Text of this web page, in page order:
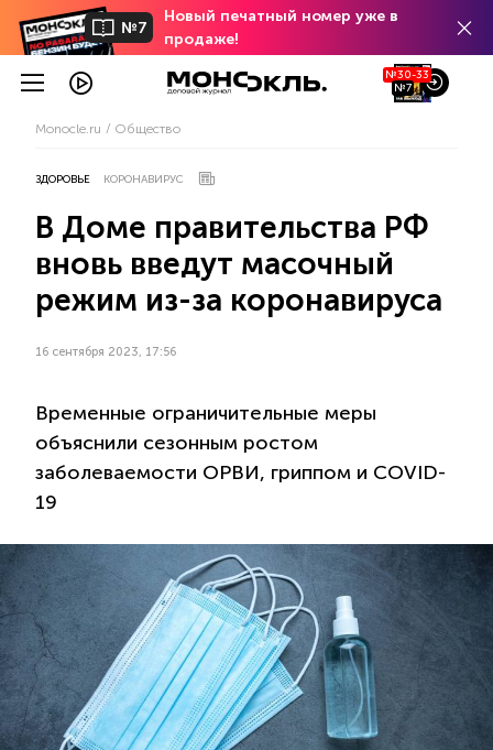
№7
Новый печатный номер уже в
продаже!
№30-33
№7
Monocle.ru Общество
ЗДОРОВЬЕ КОРОНАВИРУС
В Доме правительства РФ
вновь введут масочный
режим из-за коронавируса
16 сентября 2023, 17:56
Временные ограничительные меры
объяснили сезонным ростом
заболеваемости ОРВИ, гриппом и COVID-
19